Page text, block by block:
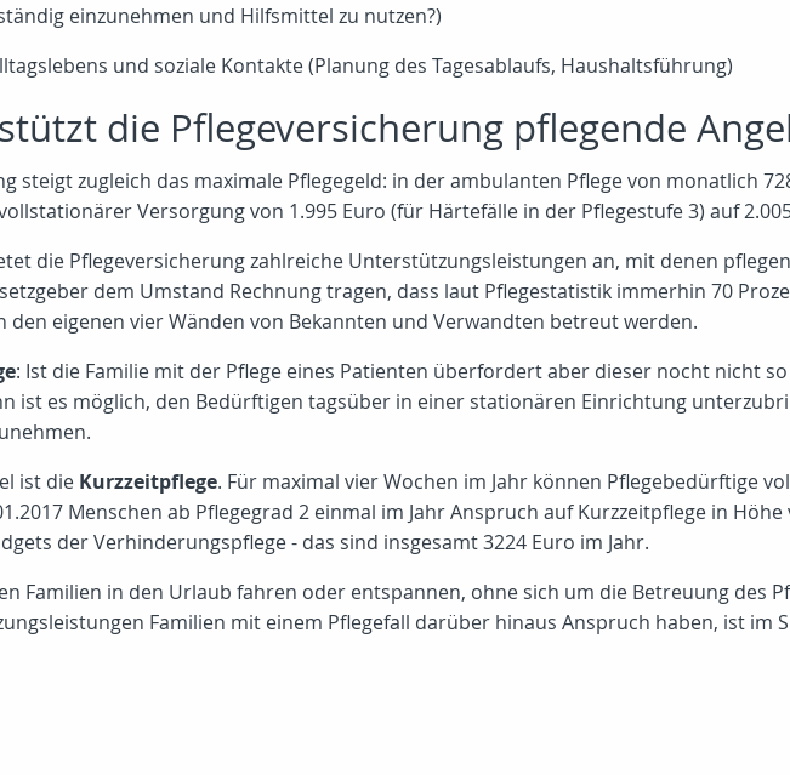
einzunehmen und Hilfsmittel zu nutzen?)
und soziale Kontakte (Planung des Tagesablaufs, Haushaltsführung)
die Pflegeversicherung pflegende
steigt zugleich das maximale Pflegegeld: in der ambulanten Pflege von monatlich
Versorgung von 1.995 Euro (für Härtefälle in der Pflegestufe 3) auf
die Pflegeversicherung zahlreiche Unterstützungsleistungen an, mit denen
dem Umstand Rechnung tragen, dass laut Pflegestatistik immerhin 70
den eigenen vier Wänden von Bekannten und Verwandten betreut werden.
: Ist die Familie mit der Pflege eines Patienten überfordert aber dieser nocht nicht
ist es möglich, den Bedürftigen tagsüber in einer stationären Einrichtung
ist die Kurzzeitpflege. Für maximal vier Wochen im Jahr können Pflegebedürftige
Menschen ab Pflegegrad 2 einmal im Jahr Anspruch auf Kurzzeitpflege in
der Verhinderungspflege - das sind insgesamt 3224 Euro im Jahr.
Familien in den Urlaub fahren oder entspannen, ohne sich um die Betreuung des
Familien mit einem Pflegefall darüber hinaus Anspruch haben, ist im